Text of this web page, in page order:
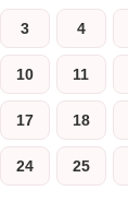
3 4
10 11
17 18
24 25